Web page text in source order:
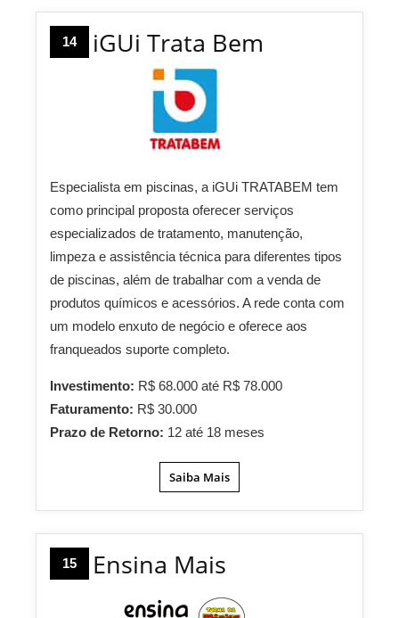
14 iGUi Trata Bem
Especialista em piscinas, a iGUi TRATABEM tem
como principal proposta oferecer serviços
especializados de tratamento, manutenção,
limpeza e assistência técnica para diferentes tipos
de piscinas, além de trabalhar com a venda de
produtos químicos e acessórios. A rede conta com
um modelo enxuto de negócio e oferece aos
franqueados suporte completo.
Investimento: R$ 68.000 até R$ 78.000
Faturamento: R$ 30.000
Prazo de Retorno: 12 até 18 meses
Saiba Mais
15 Ensina Mais